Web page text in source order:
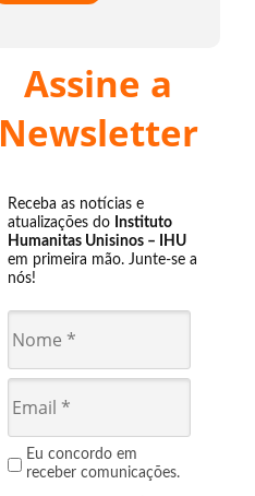
Assine a
Newsletter
Receba as notícias e
atualizações do Instituto
Humanitas Unisinos – IHU
em primeira mão. Junte-se a
nós!
Eu concordo em
receber comunicações.